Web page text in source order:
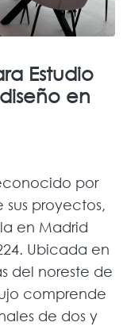
Estudio
en
por
proyectos,
en Madrid
Ubicada en
del noreste de
comprende
de dos y